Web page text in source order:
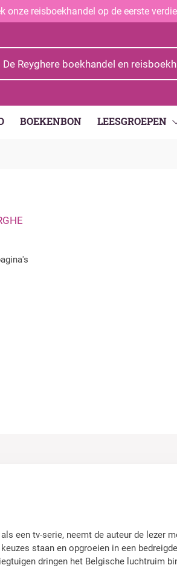
onze reisboekhandel op de eerste
BOEKENBON LEESGROEPEN
een tv-serie, neemt de auteur de lezer
staan en opgroeien in een
dringen het Belgische luchtruim